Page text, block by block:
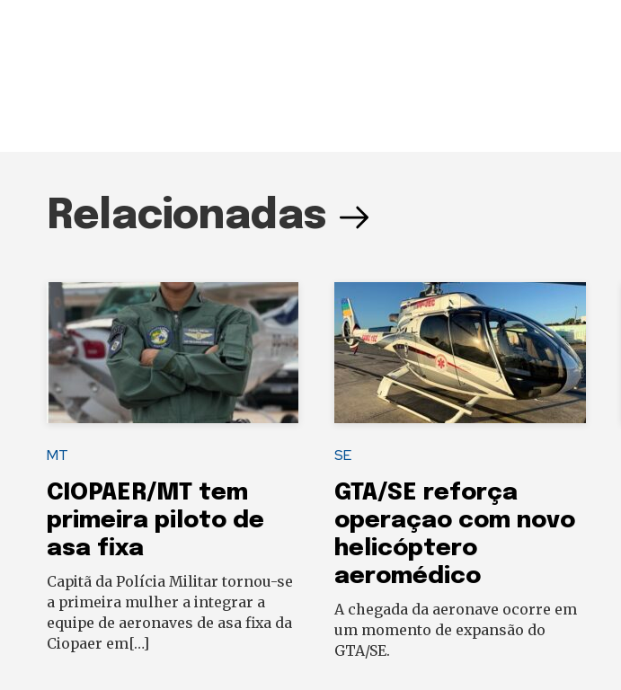
Relacionadas
MT
CIOPAER/MT tem
primeira piloto de
asa fixa
Capitã da Polícia Militar tornou-se
a primeira mulher a integrar a
equipe de aeronaves de asa fixa da
Ciopaer em[…]
SE
GTA/SE reforça
operaçao com novo
helicóptero
aeromédico
A chegada da aeronave ocorre em
um momento de expansão do
GTA/SE.